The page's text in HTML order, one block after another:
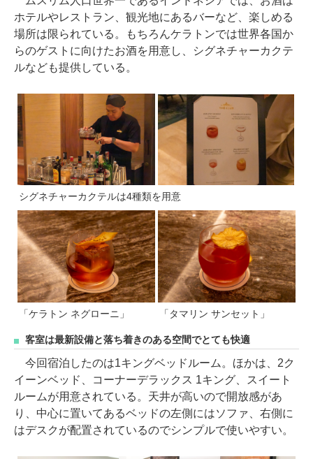
ホテルやレストラン、観光地にあるバーなど、楽しめる
場所は限られている。もちろんケラトンでは世界各国か
らのゲストに向けたお酒を用意し、シグネチャーカクテ
ルなども提供している。
シグネチャーカクテルは4種類を用意
「ケラトン ネグローニ」 「タマリン サンセット」
客室は最新設備と落ち着きのある空間でとても快適
今回宿泊したのは1キングベッドルーム。ほかは、2ク
イーンベッド、コーナーデラックス 1キング、スイート
ルームが用意されている。天井が高いので開放感があ
り、中心に置いてあるベッドの左側にはソファ、右側に
はデスクが配置されているのでシンプルで使いやすい。